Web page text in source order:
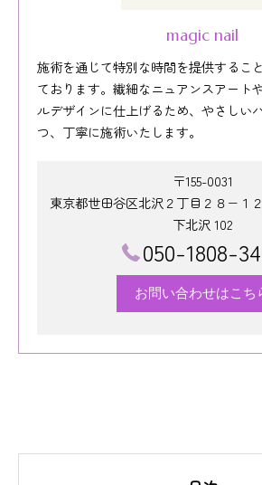
magic nail
施術を通じて特別な時間を提供するこ
ております。繊細なニュアンスアート
ルデザインに仕上げるため、やさしい
つ、丁寧に施術いたします。
〒155-0031
東京都世田谷区北沢２丁目２８−１
下北沢 102
050-1808-
お問い合わせはこち